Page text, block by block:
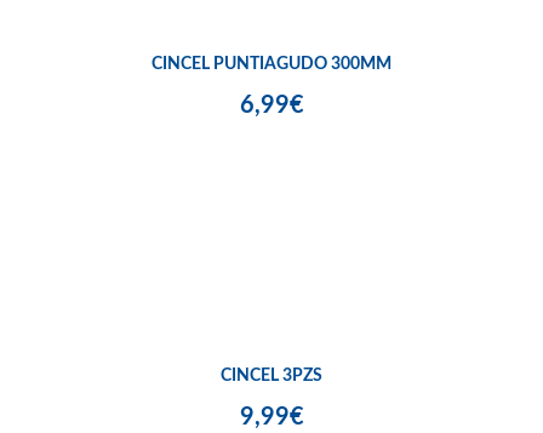
CINCEL PUNTIAGUDO 300MM
6,99€
CINCEL 3PZS
9,99€